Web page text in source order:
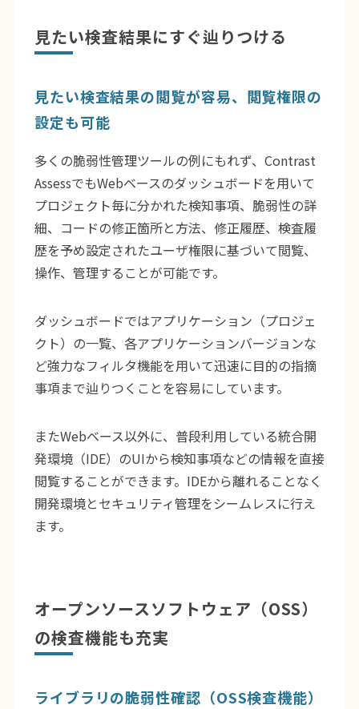
見たい検査結果にすぐ辿りつける
見たい検査結果の閲覧が容易、閲覧権限の
設定も可能
多くの脆弱性管理ツールの例にもれず、Contrast
AssessでもWebベースのダッシュボードを用いて
プロジェクト毎に分かれた検知事項、脆弱性の詳
細、コードの修正箇所と方法、修正履歴、検査履
歴を予め設定されたユーザ権限に基づいて閲覧、
操作、管理することが可能です。
ダッシュボードではアプリケーション（プロジェ
クト）の一覧、各アプリケーションバージョンな
ど強力なフィルタ機能を用いて迅速に目的の指摘
事項まで辿りつくことを容易にしています。
またWebベース以外に、普段利用している統合開
発環境（IDE）のUIから検知事項などの情報を直接
閲覧することができます。IDEから離れることなく
開発環境とセキュリティ管理をシームレスに行え
ます。
オープンソースソフトウェア（OSS）
の検査機能も充実
ライブラリの脆弱性確認（OSS検査機能）